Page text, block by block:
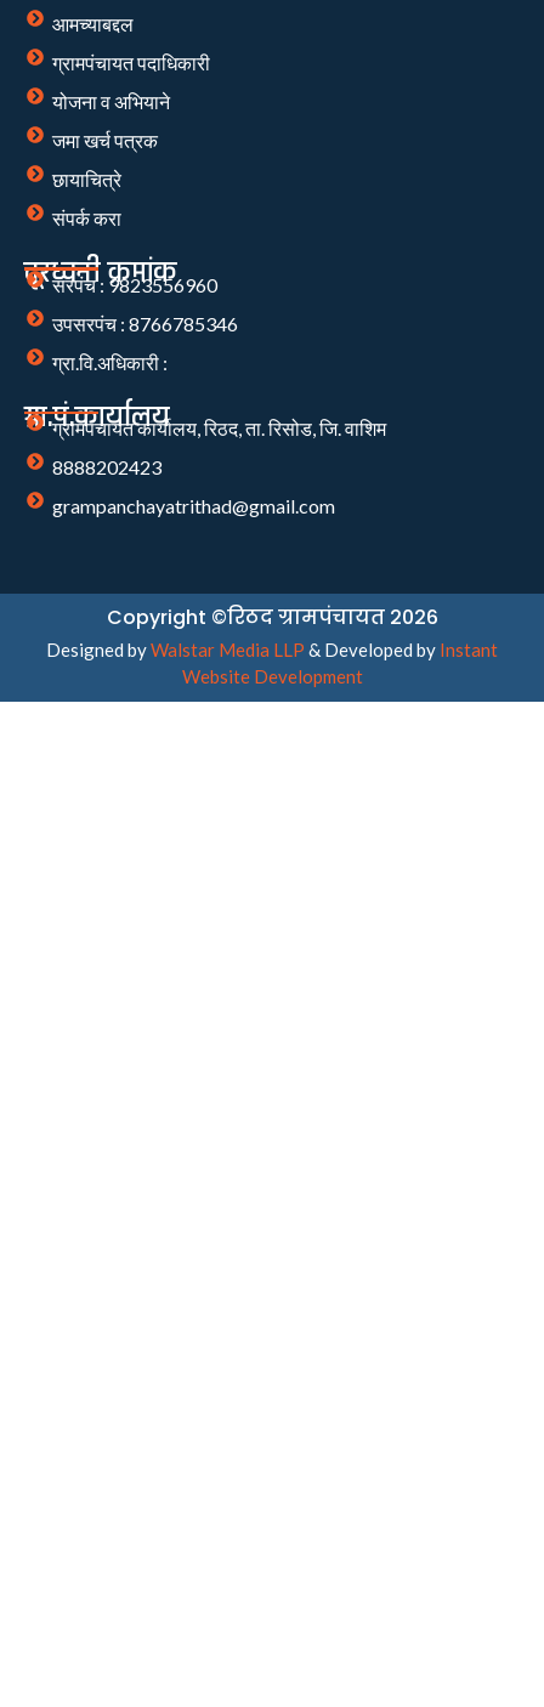
आमच्याबद्दल
ग्रामपंचायत पदाधिकारी
योजना व अभियाने
जमा खर्च पत्रक
छायाचित्रे
संपर्क करा
दूरध्वनी क्रमांक
सरपंच : 9823556960
उपसरपंच : 8766785346
ग्रा.वि.अधिकारी :
ग्रा.पं.कार्यालय
ग्रामपंचायत कार्यालय, रिठद, ता. रिसोड, जि. वाशिम
8888202423
grampanchayatrithad@gmail.com
Copyright ©रिठद ग्रामपंचायत 2026
Designed byWalstar Media LLP & Developed by Instant
Website Development